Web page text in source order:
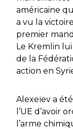
américaine
a vu la
premier
Le Kremlin
de la
action en
Alexeïev a
l’UE d’avoir
l’arme